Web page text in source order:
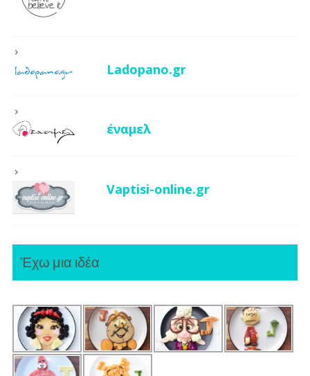
Ladopano.gr
έναμελ
Vaptisi-online.gr
Έχω μια ιδέα